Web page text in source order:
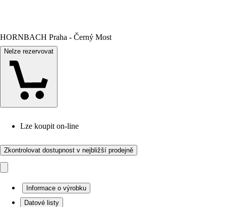
HORNBACH Praha - Černý Most
Nelze rezervovat
Lze koupit on-line
Zkontrolovat dostupnost v nejbližší prodejně
Informace o výrobku
Datové listy